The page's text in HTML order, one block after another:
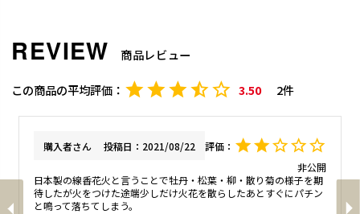
商品レビュー
3.50 2
購入者
非公開
投稿日 2021/08/22
日本製の線香花火と言うことで牡丹・松葉・柳・散り菊の様子を期
待したが火をつけた途端少しだけ火花を散らしたあとすぐにパチン
と鳴って落ちてしまう。